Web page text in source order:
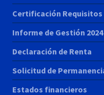
Certificación Requisitos
Informe de Gestión 2024
Declaración de Renta
Solicitud de
Estados financieros